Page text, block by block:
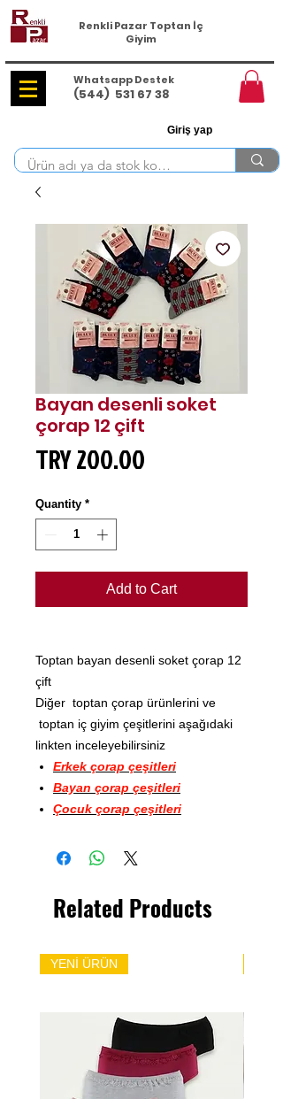
Renkli Pazar Toptan İç
Giyim
Whatsapp Destek
(544) 531 67 38
Giriş yap
Bayan desenli soket
çorap 12 çift
TRY 200.00
Quantity *
Add to Cart
Toptan bayan desenli soket çorap 12
çift
Diğer toptan çorap ürünlerini ve
toptan iç giyim çeşitlerini aşağıdaki
linkten inceleyebilirsiniz
Erkek çorap çeşitleri
Bayan çorap çeşitleri
Çocuk çorap çeşitleri
Related Products
YENİ ÜRÜN